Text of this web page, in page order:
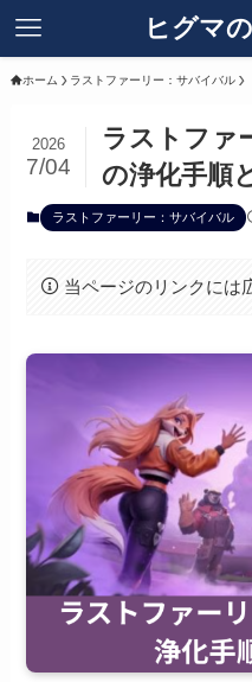
ヒグマ
ホーム ラストファーリー：サバイバル
ラストファ
の浄化手順
2026
7/04
ラストファーリー：サバイバル
当ページのリンクには